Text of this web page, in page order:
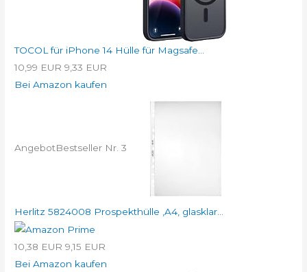
TOCOL für iPhone 14 Hülle für Magsafe...
10,99 EUR 9,33 EUR
Bei Amazon kaufen
AngebotBestseller Nr. 3
Herlitz 5824008 Prospekthülle ,A4, glasklar...
10,38 EUR 9,15 EUR
Bei Amazon kaufen